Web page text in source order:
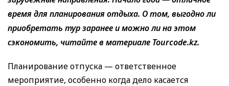
время для планирования отдыха. О том, выгодно ли
приобретать тур заранее и можно ли на этом
сэкономить, читайте в материале Tourcode.kz.
Планирование отпуска — ответственное
мероприятие, особенно когда дело касается